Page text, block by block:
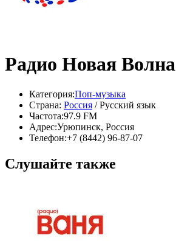
Радио Новая
Категория:Поп-музыка
Страна: Россия / Русский язык
Частота:97.9 FM
Адрес:Урюпинск, Россия
Телефон:+7 (8442) 96-87-07
Слушайте также